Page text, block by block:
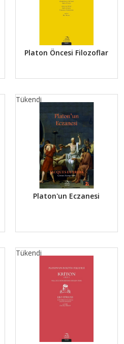
Platon Öncesi Filozoflar
Platon'un Eczanesi
Tükendi
Tükendi